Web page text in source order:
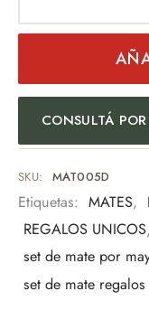
Ideal para:
Regalo
Uso personal
Eventos
Amantes del
Una pieza
CONSULTÁ
SKU: MAT005D
Etiquetas: MATES,
REGALOS UNICOS,
set de mate por
set de mate